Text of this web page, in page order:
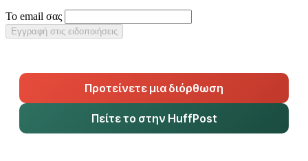
Το email σας
Εγγραφή στις ειδοποιήσεις
Προτείνετε μια διόρθωση
Πείτε το στην HuffPost